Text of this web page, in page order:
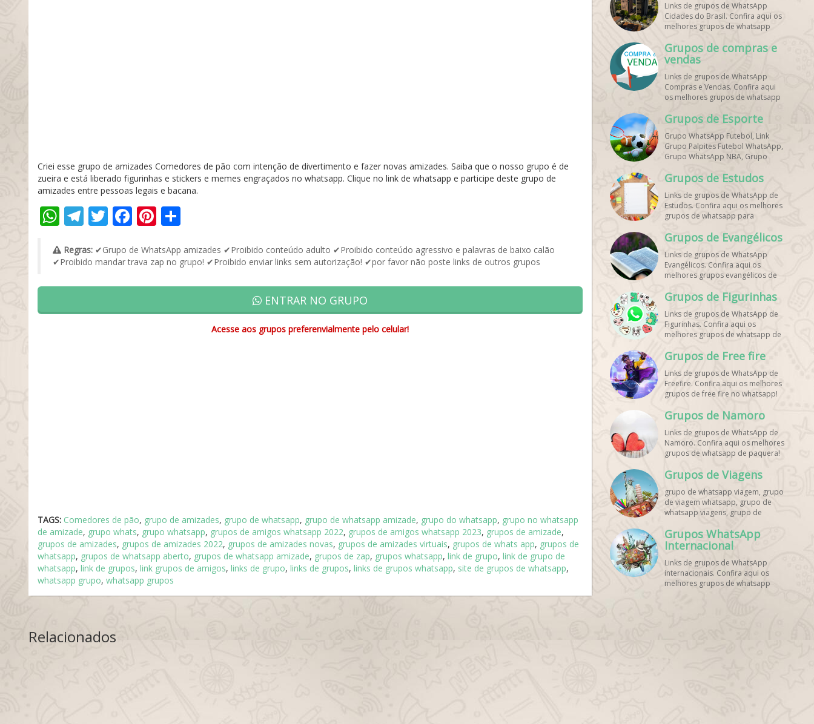
Criei esse grupo de amizades Comedores de pão com intenção de divertimento e fazer novas amizades. Saiba que o nosso grupo é de
zueira e está liberado figurinhas e stickers e memes engraçados no whatsapp. Clique no link de whatsapp e participe deste grupo de
amizades entre pessoas legais e bacana.
WhatsApp
Telegram
Twitter
Facebook
Pinterest
Regras: ✔Grupo de WhatsApp amizades ✔Proibido conteúdo adulto ✔Proibido conteúdo agressivo e palavras de baixo calão
✔Proibido mandar trava zap no grupo! ✔Proibido enviar links sem autorização! ✔por favor não poste links de outros grupos
ENTRAR NO GRUPO
Acesse aos grupos preferenvialmente pelo celular!
TAGS: Comedores de pão, grupo de amizades, grupo de whatsapp, grupo de whatsapp amizade, grupo do whatsapp, grupo no whatsapp
de amizade, grupo whats, grupo whatsapp, grupos de amigos whatsapp 2022, grupos de amigos whatsapp 2023, grupos de amizade,
grupos de amizades, grupos de amizades 2022, grupos de amizades novas, grupos de amizades virtuais, grupos de whats app, grupos de
whatsapp, grupos de whatsapp aberto, grupos de whatsapp amizade, grupos de zap, grupos whatsapp, link de grupo, link de grupo de
whatsapp, link de grupos, link grupos de amigos, links de grupo, links de grupos, links de grupos whatsapp, site de grupos de whatsapp,
whatsapp grupo, whatsapp grupos
Relacionados
Links de grupos de WhatsApp
Cidades do Brasil. Confira aqui os
melhores grupos de whatsapp
Grupos de compras e
vendas
Links de grupos de WhatsApp
Compras e Vendas. Confira aqui
os melhores grupos de whatsapp
Grupos de Esporte
Grupo WhatsApp Futebol, Link
Grupo Palpites Futebol WhatsApp,
Grupo WhatsApp NBA, Grupo
WhatsApp Treino, Grupo
WhatsApp Notícias Esportes,
Grupo de Debates Esportivos
WhatsApp, Grupo de Torcedores
[Nome do Time] WhatsApp, Link
Grupo WhatsApp Dicas de Treino,
Grupo WhatsApp Futebol Ao Vivo.
Grupo WhatsApp Esporte, Grupos
de Esporte WhatsApp, WhatsApp
Esportes, Comunidade Esportiva
WhatsApp, Link Grupo WhatsApp
Esporte. Link Grupo WhatsApp
Esporte, Grupo WhatsApp Futebol,
Link Grupo Palpites Futebol
WhatsApp, Grupo WhatsApp NBA,
Grupos de Estudos
Links de grupos de WhatsApp de
Estudos. Confira aqui os melhores
grupos de whatsapp para
Grupos de Evangélicos
Links de grupos de WhatsApp
Evangélicos. Confira aqui os
melhores grupos evangélicos de
Grupos de Figurinhas
Links de grupos de WhatsApp de
Figurinhas. Confira aqui os
melhores grupos de whatsapp de
Grupos de Free fire
Links de grupos de WhatsApp de
Freefire. Confira aqui os melhores
grupos de free fire no whatsapp!
Grupos de Namoro
Links de grupos de WhatsApp de
Namoro. Confira aqui os melhores
grupos de whatsapp de paquera!
Grupos de Viagens
grupo de whatsapp viagem, grupo
de viagem whatsapp, grupo de
whatsapp viagens, grupo de
viagem barata whatsapp, grupo de
mochileiros whatsapp, grupo de
excursão whatsapp, grupo de
viagem em grupo whatsapp, grupo
de viagens nacionais whatsapp,
Grupos WhatsApp
Internacional
Links de grupos de WhatsApp
internacionais. Confira aqui os
melhores grupos de whatsapp